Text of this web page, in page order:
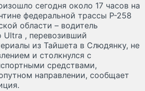
сегодня около 17 часов на
федеральной трассы Р-258
области – водитель
Ultra , перевозивший
из Тайшета в Слюдянку, не
и столкнулся с
средствами,
направлении, сообщает